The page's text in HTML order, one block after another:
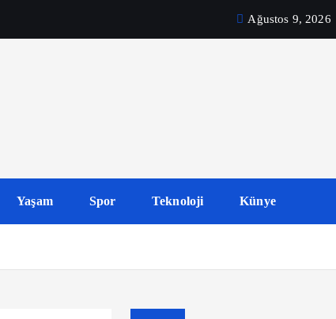
Ağustos 9, 2026
Yaşam Spor Teknoloji Künye